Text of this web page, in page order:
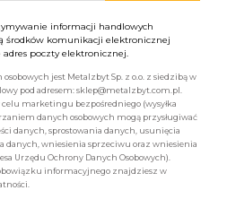
informacji handlowych
środków komunikacji elektronicznej
poczty elektronicznej.
jest Metalzbyt Sp. z o.o. z siedzibą w
pod adresem: sklep@metalzbyt.com.pl.
marketingu bezpośredniego (wysyłka
danych osobowych mogą przysługiwać
danych, sprostowania danych, usunięcia
wniesienia sprzeciwu oraz wniesienia
Urzędu Ochrony Danych Osobowych).
informacyjnego znajdziesz w